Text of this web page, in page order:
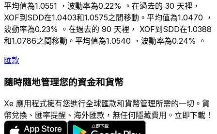
平均值為1.0551 ，波動率為0.22% 。在過去的 30 天裡，
XOF到SDD在1.0403和1.0575之間移動。平均值為1.0470 ，
波動率為0.23% 。在過去的 90 天裡， XOF到SDD在1.0388
和1.0786之間移動。平均值為1.0540 ，波動率為0.24% 。
匯款
隨時隨地管理您的資金和貨幣
Xe 應用程式擁有您進行全球匯款和貨幣管理所需的一切。貨
幣兌換、匯率提醒、海外匯款，無任何隱藏費用。立即下載！